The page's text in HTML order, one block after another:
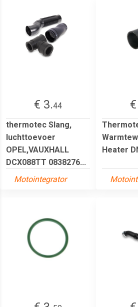
€ 3.44
thermotec Slang,
luchttoevoer
OPEL,VAUXHALL
DCX088TT 0838276...
Motointegrator
Heater